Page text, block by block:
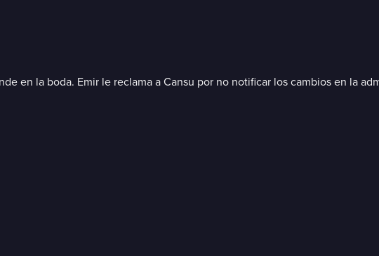
en la boda. Emir le reclama a Cansu por no notificar los cambios en la